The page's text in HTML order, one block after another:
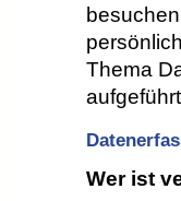
Thema
Wer ist